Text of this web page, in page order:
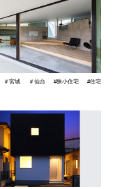
＃宮城 ＃仙台 #狭小住宅
#住宅